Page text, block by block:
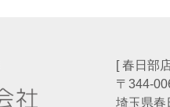
[ 春日部
〒344-
埼玉県春